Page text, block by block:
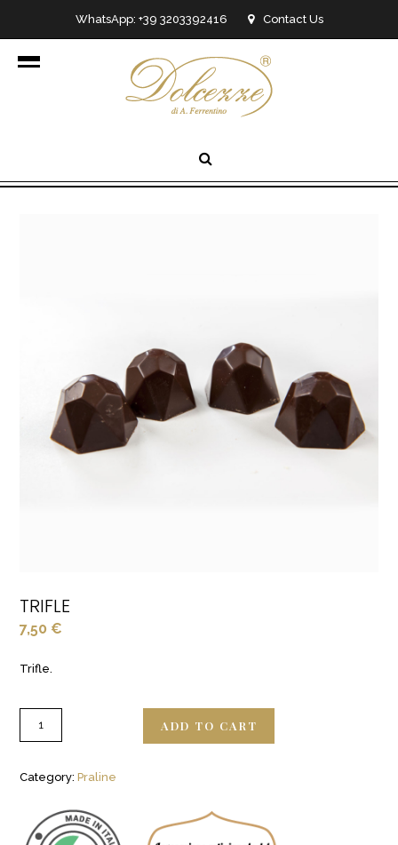
WhatsApp: +39 3203392416 Contact Us
info@dolcezzedicioccolato.it
TRIFLE
7,50 €
Trifle.
ADD TO CART
Category:Praline